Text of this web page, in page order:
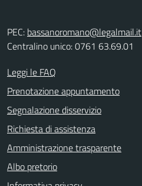
PEC: bassanoromano@legalmail.it
Centralino unico: 0761 63.69.01
Leggi le FAQ
Prenotazione appuntamento
Segnalazione disservizio
Richiesta di assistenza
Amministrazione trasparente
Albo pretorio